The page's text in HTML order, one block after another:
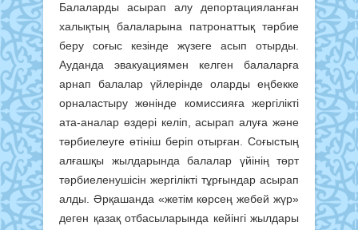
Балаларды асырап алу депортацияланған
халықтың балаларына патронаттық тәрбие
беру соғыс кезінде жүзеге асып отырды.
Ауданда эвакуациямен келген балаларға
арнап балалар үйлерінде оларды еңбекке
орналастыру жөнінде комиссияға жергілікті
ата-аналар өздері келіп, асырап алуға және
тәрбиелеуге өтініш беріп отырған. Соғыстың
алғашқы жылдарында балалар үйінің төрт
тәрбиеленушісін жергілікті тұрғындар асырап
алды. Әрқашанда «жетім көрсең жебей жүр»
деген қазақ отбасыларында кейінгі жылдары